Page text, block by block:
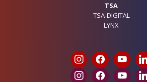
TSA
TSA-DIGITAL
LYNX